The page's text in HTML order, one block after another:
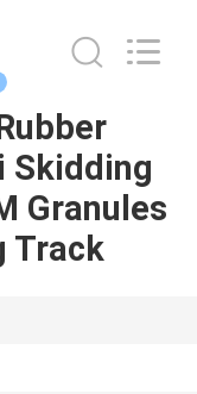
Skidding
Granules
Track